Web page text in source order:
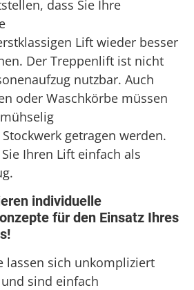
dass Sie Ihre
Lift wieder besser
Der Treppenlift ist nicht
nutzbar. Auch
oder Waschkörbe müssen
getragen werden.
Ihren Lift einfach als
individuelle
für den Einsatz Ihres
lassen sich unkompliziert
sind einfach